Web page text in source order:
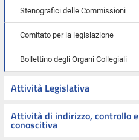
Stenografici delle Commissioni
Comitato per la legislazione
Bollettino degli Organi Collegiali
Attività Legislativa
Attività di indirizzo, controllo e
conoscitiva